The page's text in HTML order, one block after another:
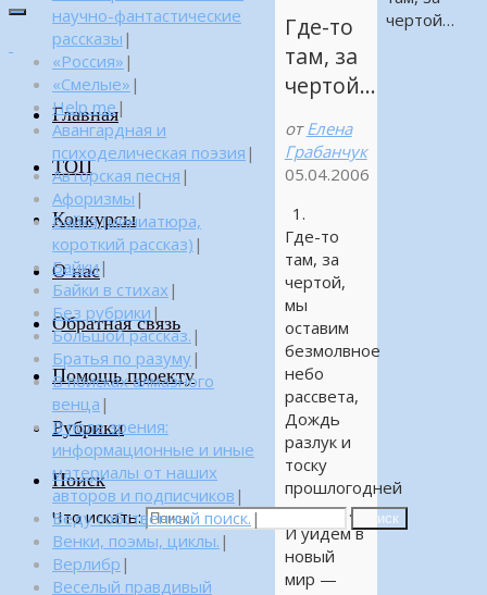
Главная
ТОП
Конкурсы
О нас
Обратная связь
Помощь проекту
Рубрики
Поиск
Что искать: Поиск
чертой…
Где-то
там, за
чертой…
от Елена
Грабанчук
05.04.2006
1.
Где-то
там, за
чертой,
мы
оставим
безмолвное
небо
рассвета,
Дождь
разлук и
тоску
прошлогодней
листвы…
И уйдем в
новый
мир —
научно-фантастические
рассказы |
«Россия» |
«Смелые» |
Help me|
Авангардная и
психоделическая поэзия |
Авторская песня |
Афоризмы |
Байка (миниатюра,
короткий рассказ) |
Байки|
Байки в стихах |
Без рубрики |
Большой рассказ. |
Братья по разуму|
В поисках алмазного
венца |
В поле зрения:
информационные и иные
материалы от наших
авторов и подписчиков |
Веду собственный поиск. |
Венки, поэмы, циклы. |
Верлибр |
Веселый правдивый